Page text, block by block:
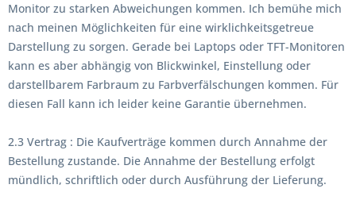
Monitor zu starken Abweichungen kommen. Ich bemühe mich
nach meinen Möglichkeiten für eine wirklichkeitsgetreue
Darstellung zu sorgen. Gerade bei Laptops oder TFT-Monitoren
kann es aber abhängig von Blickwinkel, Einstellung oder
darstellbarem Farbraum zu Farbverfälschungen kommen. Für
diesen Fall kann ich leider keine Garantie übernehmen.
2.3 Vertrag : Die Kaufverträge kommen durch Annahme der
Bestellung zustande. Die Annahme der Bestellung erfolgt
mündlich, schriftlich oder durch Ausführung der Lieferung.